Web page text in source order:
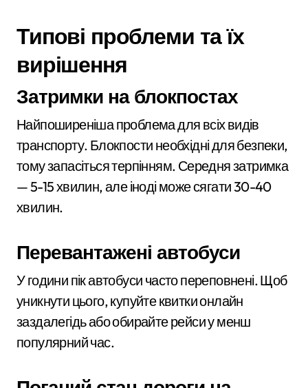
Типові проблеми та їх
вирішення
Затримки на блокпостах
Найпоширеніша проблема для всіх видів
транспорту. Блокпости необхідні для безпеки,
тому запасіться терпінням. Середня затримка
— 5-15 хвилин, але іноді може сягати 30-40
хвилин.
Перевантажені автобуси
У години пік автобуси часто переповнені. Щоб
уникнути цього, купуйте квитки онлайн
заздалегідь або обирайте рейси у менш
популярний час.